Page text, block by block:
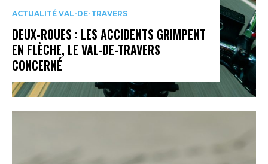
ACTUALITÉ VAL-DE-TRAVERS
DEUX-ROUES : LES ACCIDENTS GRIMPENT
EN FLÈCHE, LE VAL-DE-TRAVERS
CONCERNÉ